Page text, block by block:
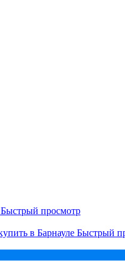
Быстрый просмотр
Быстрый